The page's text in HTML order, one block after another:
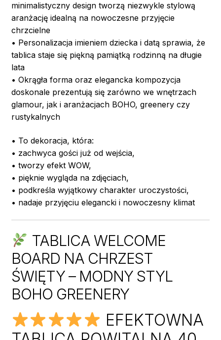
minimalistyczny design tworzą niezwykle stylową
aranżację idealną na nowoczesne przyjęcie
chrzcielne
• Personalizacja imieniem dziecka i datą sprawia, że
tablica staje się piękną pamiątką rodzinną na długie
lata
• Okrągła forma oraz elegancka kompozycja
doskonale prezentują się zarówno we wnętrzach
glamour, jak i aranżacjach BOHO, greenery czy
rustykalnych
• To dekoracja, która:
• zachwyca gości już od wejścia,
• tworzy efekt WOW,
• pięknie wygląda na zdjęciach,
• podkreśla wyjątkowy charakter uroczystości,
• nadaje przyjęciu elegancki i nowoczesny klimat
TABLICA WELCOME
BOARD NA CHRZEST
ŚWIĘTY – MODNY STYL
BOHO GREENERY
EFEKTOWNA